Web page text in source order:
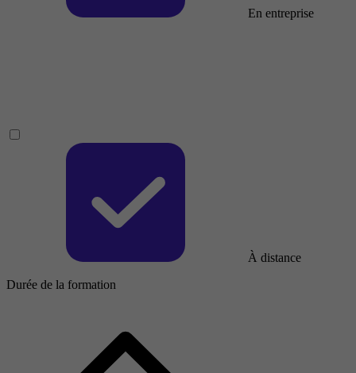
En entreprise
À distance
Durée de la formation